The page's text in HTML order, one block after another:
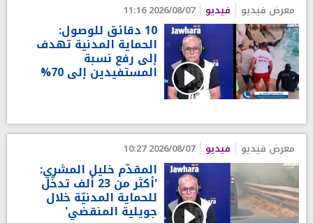
معرض فيديو فيديو 2026/08/07 11:16
10 دقائق للوصول:
الحماية المدنية تهدف
إلى رفع نسبة
المستفيدين إلى 70%
معرض فيديو فيديو 2026/08/07 10:27
المقدّم خليل المشري:
'أكثر من 23 ألف تدخّل
للحماية المدنيّة خلال
جويلية المنقضي'